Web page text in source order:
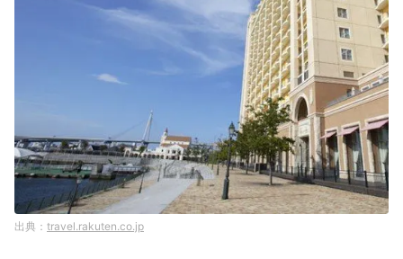
travel.rakuten.co.jp